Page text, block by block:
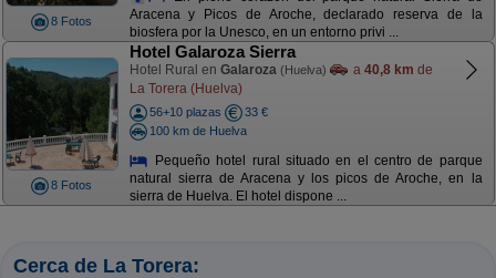
8 Fotos
Aracena y Picos de Aroche, declarado reserva de la
biosfera por la Unesco, en un entorno privi ...
8 Fotos
Hotel Galaroza Sierra
Hotel Rural en Galaroza (Huelva) a 40,8 km de
La Torera (Huelva)
56+10 plazas
33 €
100 km de Huelva
Pequeño hotel rural situado en el centro de parque
natural sierra de Aracena y los picos de Aroche, en la
sierra de Huelva. El hotel dispone ...
Cerca de La Torera: